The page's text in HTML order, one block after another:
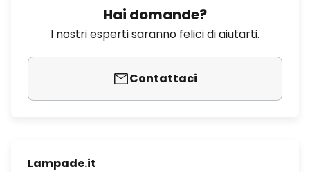
Hai domande?
I nostri esperti saranno felici di aiutarti.
Contattaci
Lampade.it